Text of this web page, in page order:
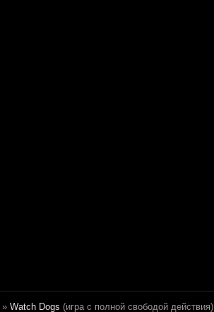
» Watch Dogs (игра с полной свободой действия)